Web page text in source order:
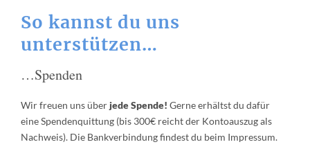
So kannst du uns
unterstützen…
…Spenden
Wir freuen uns überjede Spende! Gerne erhältst du dafür
eine Spendenquittung (bis 300€ reicht der Kontoauszug als
Nachweis). Die Bankverbindung findest du beim Impressum.